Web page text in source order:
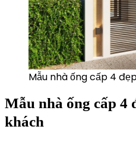
Mẫu nhà ống cấp 4
Mẫu nhà ống cấp 4
khách